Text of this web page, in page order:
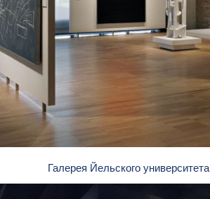
Галерея Йельского университета